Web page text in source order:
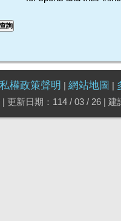
權政策聲明 | 網站地圖 |
更新日期：114 / 03 / 26 | 建